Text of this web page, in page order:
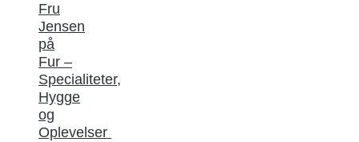
Fru
Jensen
på
Fur –
Specialiteter,
Hygge
og
Oplevelser